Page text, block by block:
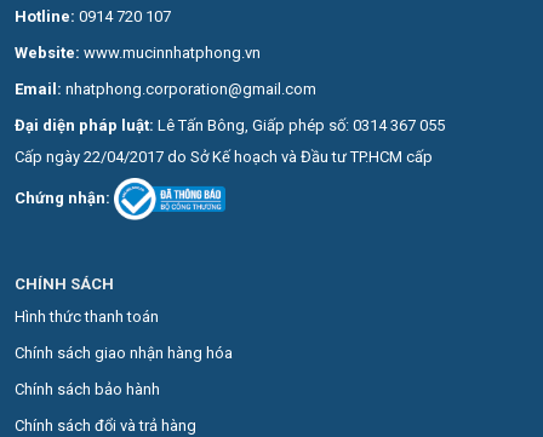
Hotline: 0914 720 107
Website: www.mucinnhatphong.vn
Email: nhatphong.corporation@gmail.com
Đại diện pháp luật: Lê Tấn Bông, Giấp phép số: 0314 367 055
Cấp ngày 22/04/2017 do Sở Kế hoạch và Đầu tư TP.HCM cấp
Chứng nhận:
CHÍNH SÁCH
Hình thức thanh toán
Chính sách giao nhận hàng hóa
Chính sách bảo hành
Chính sách đổi và trả hàng